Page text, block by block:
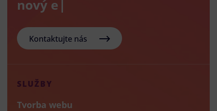
nový e-shop
Kontaktujte nás
SLUŽBY
Tvorba webu